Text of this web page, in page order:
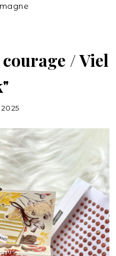
/ Viel